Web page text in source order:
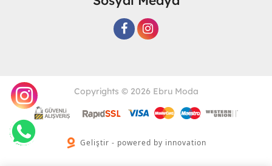
Copyrights © 2026 Ebru Moda
Geliştir - powered by innovation